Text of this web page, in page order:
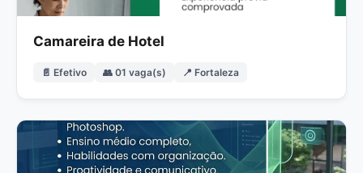
Camareira de Hotel
📄 Efetivo 👥 01 vaga(s) 📍 Fortaleza